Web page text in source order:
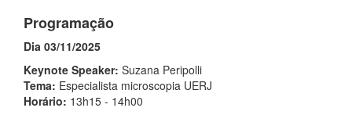
Programação
Dia 03/11/2025
Keynote Speaker: Suzana Peripolli
Tema: Especialista microscopia UERJ
Horário: 13h15 - 14h00